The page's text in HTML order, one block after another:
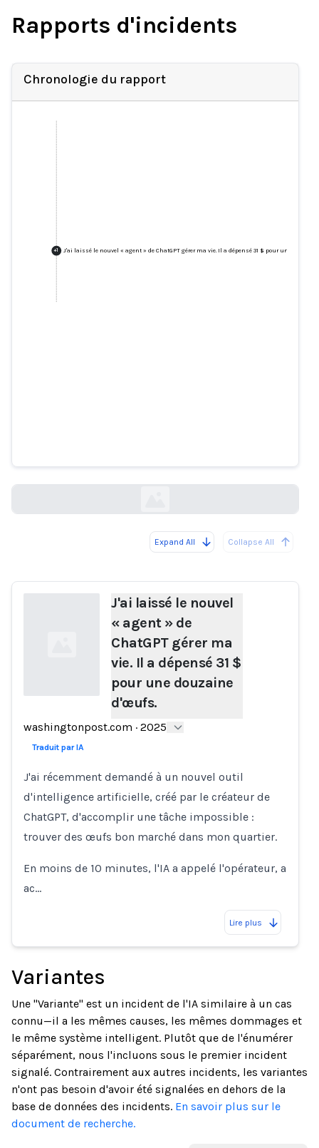
Rapports d'incidents
Chronologie du rapport
+1 J'ai laissé le nouvel « agent » de ChatGPT gérer ma vie. Il a dépensé 31 $ pour une
Expand All Collapse All
Loading...
J'ai laissé le nouvel
« agent » de
ChatGPT gérer ma
vie. Il a dépensé 31 $
pour une douzaine
d'œufs.
washingtonpost.com · 2025
Traduit par IA
J'ai récemment demandé à un nouvel outil
d'intelligence artificielle, créé par le créateur de
ChatGPT, d'accomplir une tâche impossible :
trouver des œufs bon marché dans mon quartier.
En moins de 10 minutes, l'IA a appelé l'opérateur, a
ac…
Lire plus
Variantes
Une "Variante" est un incident de l'IA similaire à un cas
connu—il a les mêmes causes, les mêmes dommages et
le même système intelligent. Plutôt que de l'énumérer
séparément, nous l'incluons sous le premier incident
signalé. Contrairement aux autres incidents, les variantes
n'ont pas besoin d'avoir été signalées en dehors de la
base de données des incidents. En savoir plus sur le
document de recherche.